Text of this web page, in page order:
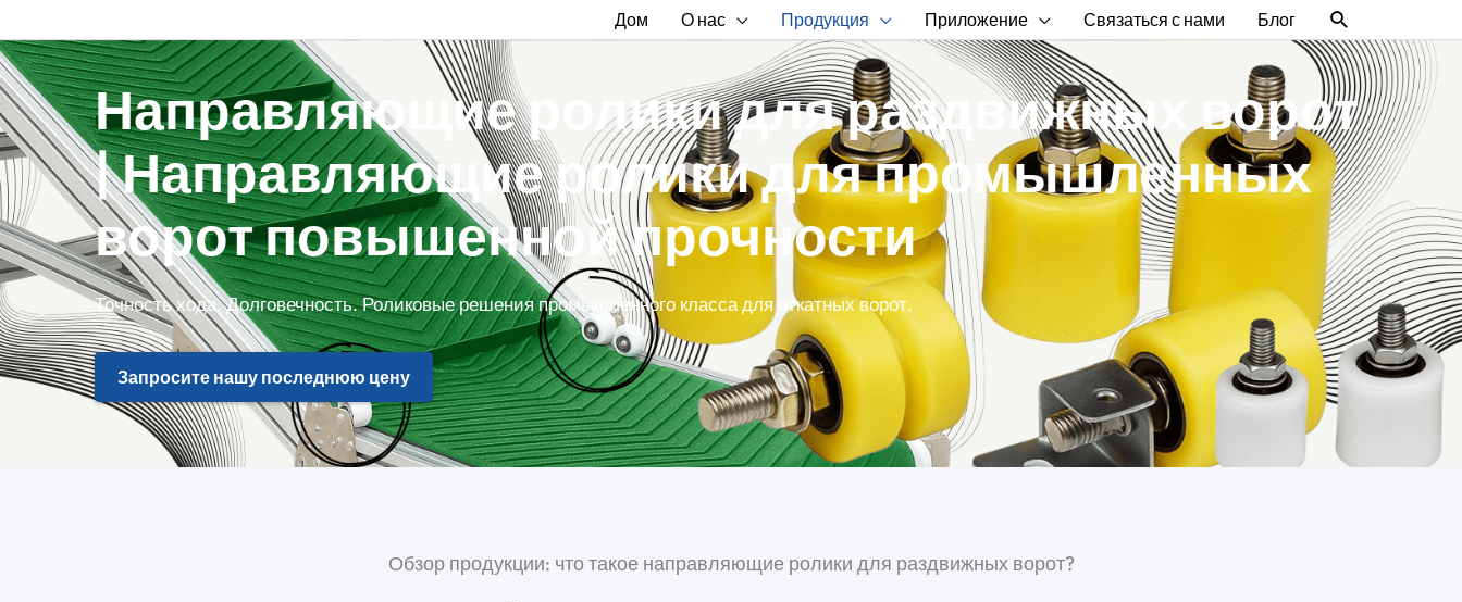
Дом О нас Продукция Приложение Связаться с нами Блог Поиск
Направляющие ролики для раздвижных ворот
| Направляющие ролики для промышленных
ворот повышенной прочности
Точность хода. Долговечность. Роликовые решения промышленного класса для откатных ворот.
Запросите нашу последнюю цену
Обзор продукции: что такое направляющие ролики для раздвижных ворот?